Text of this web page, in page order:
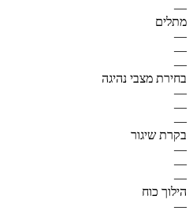
—
מתלים
—
—
—
בחירת מצבי נהיגה
—
—
—
בקרת שיגור
—
—
—
הילוך כוח
—